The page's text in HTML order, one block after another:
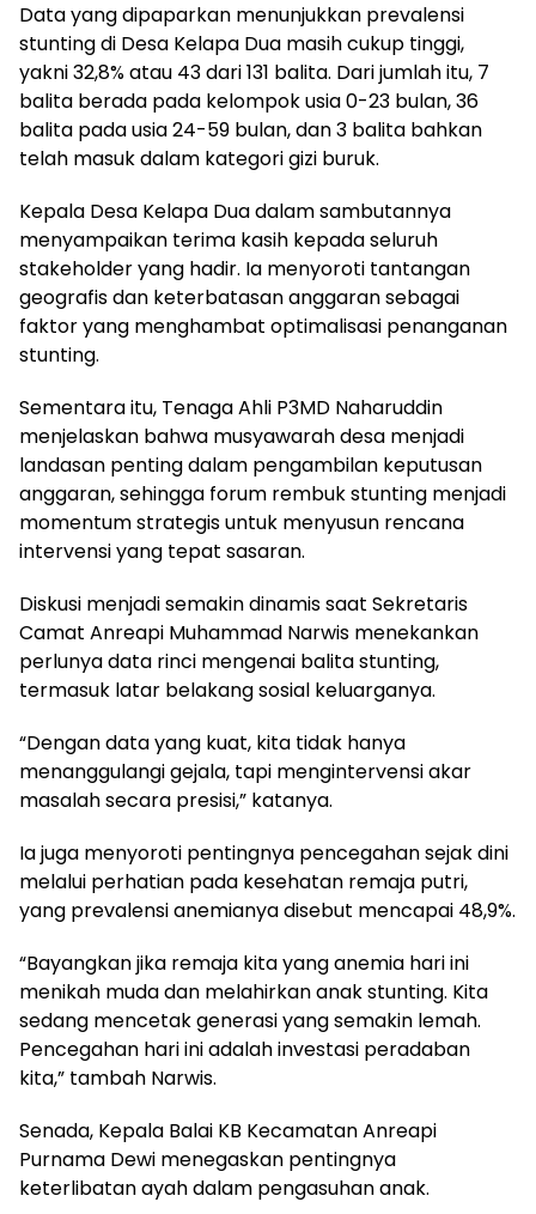
Data yang dipaparkan menunjukkan prevalensi
stunting di Desa Kelapa Dua masih cukup tinggi,
yakni 32,8% atau 43 dari 131 balita. Dari jumlah itu, 7
balita berada pada kelompok usia 0-23 bulan, 36
balita pada usia 24-59 bulan, dan 3 balita bahkan
telah masuk dalam kategori gizi buruk.
Kepala Desa Kelapa Dua dalam sambutannya
menyampaikan terima kasih kepada seluruh
stakeholder yang hadir. Ia menyoroti tantangan
geografis dan keterbatasan anggaran sebagai
faktor yang menghambat optimalisasi penanganan
stunting.
Sementara itu, Tenaga Ahli P3MD Naharuddin
menjelaskan bahwa musyawarah desa menjadi
landasan penting dalam pengambilan keputusan
anggaran, sehingga forum rembuk stunting menjadi
momentum strategis untuk menyusun rencana
intervensi yang tepat sasaran.
Diskusi menjadi semakin dinamis saat Sekretaris
Camat Anreapi Muhammad Narwis menekankan
perlunya data rinci mengenai balita stunting,
termasuk latar belakang sosial keluarganya.
“Dengan data yang kuat, kita tidak hanya
menanggulangi gejala, tapi mengintervensi akar
masalah secara presisi,” katanya.
Ia juga menyoroti pentingnya pencegahan sejak dini
melalui perhatian pada kesehatan remaja putri,
yang prevalensi anemianya disebut mencapai 48,9%.
“Bayangkan jika remaja kita yang anemia hari ini
menikah muda dan melahirkan anak stunting. Kita
sedang mencetak generasi yang semakin lemah.
Pencegahan hari ini adalah investasi peradaban
kita,” tambah Narwis.
Senada, Kepala Balai KB Kecamatan Anreapi
Purnama Dewi menegaskan pentingnya
keterlibatan ayah dalam pengasuhan anak.